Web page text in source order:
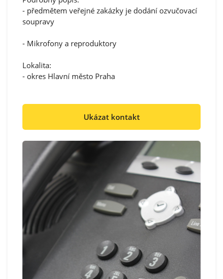
- předmětem veřejné zakázky je dodání ozvučovací
soupravy
- Mikrofony a reproduktory
Lokalita:
- okres Hlavní město Praha
Ukázat kontakt